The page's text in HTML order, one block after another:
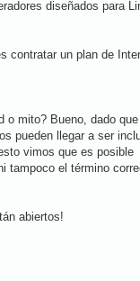
diseñados para
contratar un plan de
o mito? Bueno, dado que
pueden llegar a ser
vimos que es posible
tampoco el término
abiertos!